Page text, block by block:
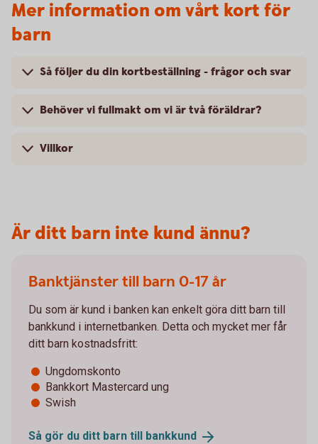
Mer information om vårt kort för
barn
Så följer du din kortbeställning - frågor och svar
Behöver vi fullmakt om vi är två föräldrar?
Villkor
Är ditt barn inte kund ännu?
Banktjänster till barn 0-17 år
Du som är kund i banken kan enkelt göra ditt barn till
bankkund i internetbanken. Detta och mycket mer får
ditt barn kostnadsfritt:
Ungdomskonto
Bankkort Mastercard ung
Swish
Så gör du ditt barn till bankkund